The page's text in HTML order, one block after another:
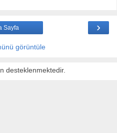
›
Sayfa
görüntüle
desteklenmektedir.